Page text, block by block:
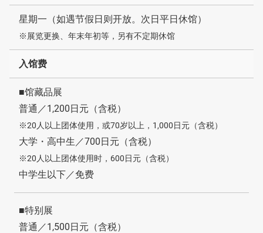
星期一（如遇节假日则开放。次日平日休馆）
※展览更换、年末年初等，另有不定期休馆
入馆费
■馆藏品展
普通／1,200日元（含税）
※20人以上团体使用，或70岁以上，1,000日元（含税）
大学・高中生／700日元（含税）
※20人以上团体使用时，600日元（含税）
中学生以下／免费
■特别展
普通／1,500日元（含税）